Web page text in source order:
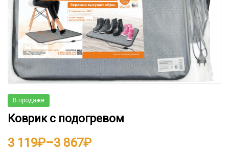
В продаже
Коврик с подогревом
3 119₽–3 867₽
Диапазон